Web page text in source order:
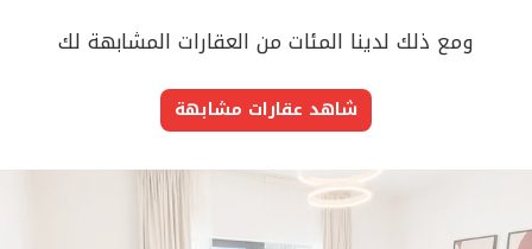
ومع ذلك لدينا المئات من العقارات المشابهة لك
شاهد عقارات مشابهة